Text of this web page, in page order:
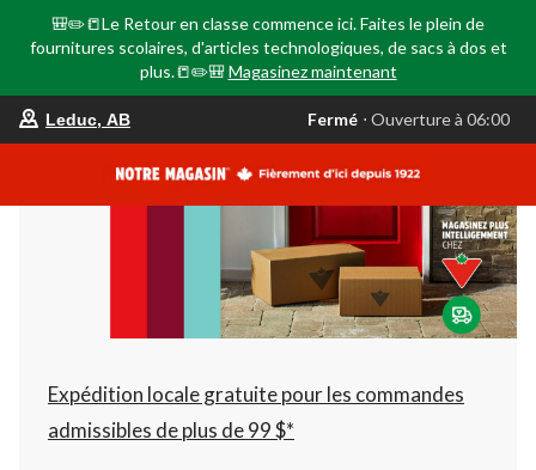
🎒✏️📒Le Retour en classe commence ici. Faites le plein de
fournitures scolaires, d'articles technologiques, de sacs à dos et
plus.📒✏️🎒 Magasinez maintenant
votre
est
AB,
Fermé,
Ouverture
à
06:00
changer
Leduc, AB Fermé ⋅ Ouverture à 06:00
Expédition locale gratuite pour les commandes
admissibles de plus de 99 $*